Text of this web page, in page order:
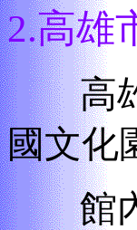
2.高雄
高雄
國文化
館內